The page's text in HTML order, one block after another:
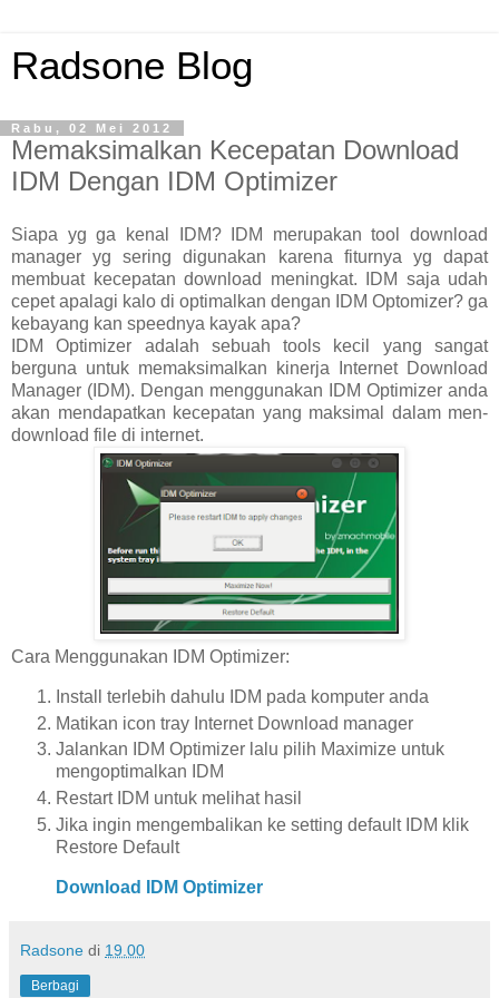
Radsone Blog
Rabu, 02 Mei 2012
Memaksimalkan Kecepatan Download
IDM Dengan IDM Optimizer
Siapa yg ga kenal IDM? IDM merupakan tool download
manager yg sering digunakan karena fiturnya yg dapat
membuat kecepatan download meningkat. IDM saja udah
cepet apalagi kalo di optimalkan dengan IDM Optomizer? ga
kebayang kan speednya kayak apa?
IDM Optimizer adalah sebuah tools kecil yang sangat
berguna untuk memaksimalkan kinerja Internet Download
Manager (IDM). Dengan menggunakan IDM Optimizer anda
akan mendapatkan kecepatan yang maksimal dalam men-
download file di internet.
Cara Menggunakan IDM Optimizer:
Install terlebih dahulu IDM pada komputer anda
Matikan icon tray Internet Download manager
Jalankan IDM Optimizer lalu pilih Maximize untuk
mengoptimalkan IDM
Restart IDM untuk melihat hasil
Jika ingin mengembalikan ke setting default IDM klik
Restore Default
Download IDM Optimizer
Radsone di 19.00
Berbagi